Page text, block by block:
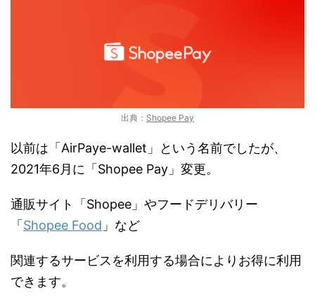
出典： Shopee Pay
以前は「AirPaye-wallet」という名前でしたが、
2021年6月に「Shopee Pay」変更。
通販サイト「Shopee」やフードデリバリー
「 Shopee Food 」など
関連するサービスを利用する場合によりお得に利用
できます。